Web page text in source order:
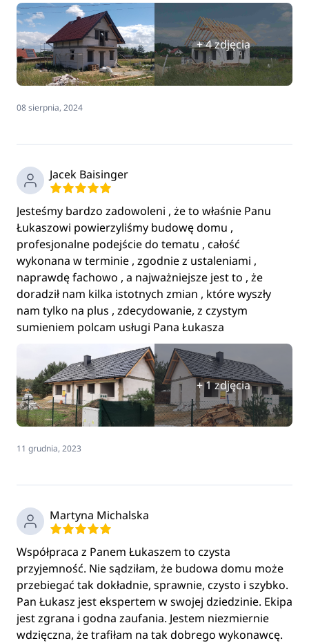
+ 4 zdjęcia
08 sierpnia, 2024
Jacek Baisinger
Jesteśmy bardzo zadowoleni , że to właśnie Panu
Łukaszowi powierzyliśmy budowę domu ,
profesjonalne podejście do tematu , całość
wykonana w terminie , zgodnie z ustaleniami ,
naprawdę fachowo , a najważniejsze jest to , że
doradził nam kilka istotnych zmian , które wyszły
nam tylko na plus , zdecydowanie, z czystym
sumieniem polcam usługi Pana Łukasza
+ 1 zdjęcia
11 grudnia, 2023
Martyna Michalska
Współpraca z Panem Łukaszem to czysta
przyjemność. Nie sądziłam, że budowa domu może
przebiegać tak dokładnie, sprawnie, czysto i szybko.
Pan Łukasz jest ekspertem w swojej dziedzinie. Ekipa
jest zgrana i godna zaufania. Jestem niezmiernie
wdzięczna, że trafiłam na tak dobrego wykonawcę.